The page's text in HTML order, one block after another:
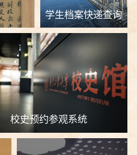
学生档案快递查询
校史预约参观系统